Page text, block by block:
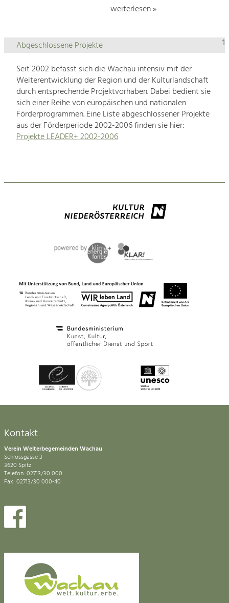
weiterlesen »
1
Abgeschlossene Projekte
Seit 2002 befasst sich die Wachau intensiv mit der
Weiterentwicklung der Region und der Kulturlandschaft
durch entsprechende Projektvorhaben. Dabei bedient sie
sich einer Reihe von europäischen und nationalen
Förderprogrammen. Eine Liste abgeschlossener Projekte
aus der Förderperiode 2002-2006 finden sie hier:
Projekte LEADER+ 2002-2006
Kontakt
Verein Welterbegemeinden Wachau
Schlossgasse 3
3620 Spitz
Telefon: 02713/30 000
Fax: 02713/30 000-40